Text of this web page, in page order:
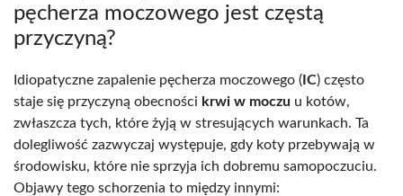
pęcherza moczowego jest częstą
przyczyną?
Idiopatyczne zapalenie pęcherza moczowego ( IC) często
staje się przyczyną obecności krwi w moczu u kotów,
zwłaszcza tych, które żyją w stresujących warunkach. Ta
dolegliwość zazwyczaj występuje, gdy koty przebywają w
środowisku, które nie sprzyja ich dobremu samopoczuciu.
Objawy tego schorzenia to między innymi: